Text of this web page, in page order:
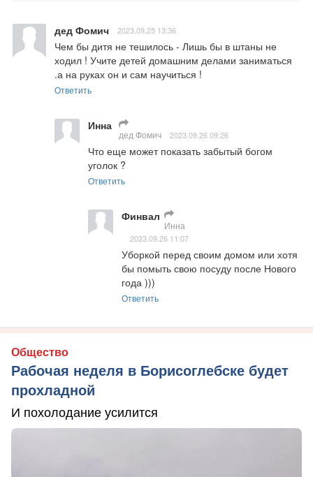
дед Фомич 2023.09.25 13:36
Чем бы дитя не тешилось - Лишь бы в штаны не
ходил ! Учите детей домашним делами заниматься
.а на руках он и сам научиться !
Ответить
Инна
дед Фомич 2023.09.26 09:26
Что еще может показать забытый богом
уголок ?
Ответить
Финвал
Инна
2023.09.26 11:07
Уборкой перед своим домом или хотя
бы помыть свою посуду после Нового
года )))
Ответить
Общество
Рабочая неделя в Борисоглебске будет
прохладной
И похолодание усилится